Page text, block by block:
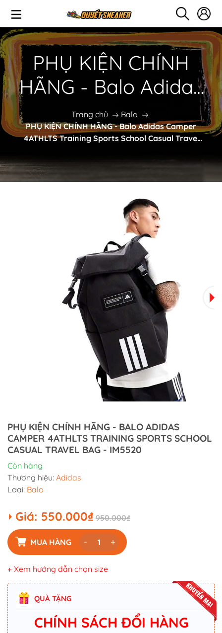
PHỤ KIỆN CHÍNH
HÃNG - Balo Adidas
Camper 4ATHLTS
Training Sports
School Casual Travel
Bag - IM5520
Trang chủ
Balo
PHỤ KIỆN CHÍNH HÃNG - Balo Adidas Camper
4ATHLTS Training Sports School Casual Travel
PHỤ KIỆN CHÍNH HÃNG - BALO ADIDAS
CAMPER 4ATHLTS TRAINING SPORTS SCHOOL
CASUAL TRAVEL BAG - IM5520
Còn hàng
Thương hiệu: Adidas
Loại: Balo
Giá: 550.000₫ 950.000₫
MUA HÀNG - +
+ Xem hướng dẫn chọn size
QUÀ TẶNG
CHÍNH SÁCH ĐỔI HÀNG